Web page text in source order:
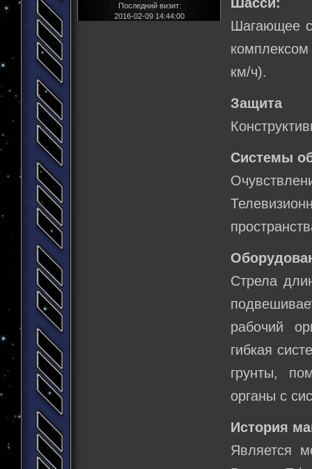
Последний визит:
2016-02-09 14:44:00
Шагающее
км/ч).
Защита
Системы
Стрела
рабочий
гибкая
грунты,
органы с
История
Является